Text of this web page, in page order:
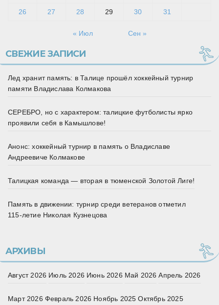
26 27 28 29 30 31
« Июл Сен »
СВЕЖИЕ ЗАПИСИ
Лед хранит память: в Талице прошёл хоккейный турнир
памяти Владислава Колмакова
СЕРЕБРО, но с характером: талицкие футболисты ярко
проявили себя в Камышлове!
Анонс: хоккейный турнир в память о Владиславе
Андреевиче Колмакове
Талицкая команда — вторая в тюменской Золотой Лиге!
Память в движении: турнир среди ветеранов отметил
115‑летие Николая Кузнецова
АРХИВЫ
Август 2026 Июль 2026 Июнь 2026 Май 2026 Апрель 2026
Март 2026 Февраль 2026 Ноябрь 2025 Октябрь 2025